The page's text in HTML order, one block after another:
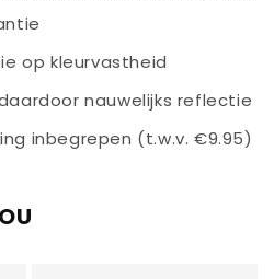
op kleurvastheid
nauwelijks reflectie
inbegrepen (t.w.v. €9.95)